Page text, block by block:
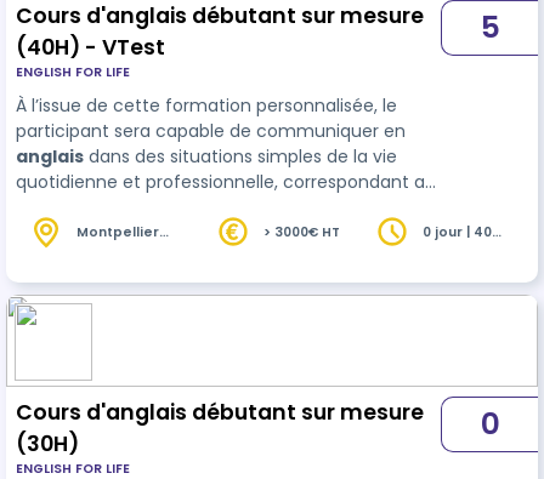
Cours d'anglais débutant sur mesure
(40H) - VTest
ENGLISH FOR LIFE
À l’issue de cette formation personnalisée, le
participant sera capable de communiquer en
anglais dans des situations simples de la vie
quotidienne et professionnelle, correspondant au
référence pour les langues (CECRL). Il pourra
poser et répondre à des quest…
5
Montpellier
> 3000€ HT
0 jour | 40
Cours d'anglais débutant sur mesure
(30H)
ENGLISH FOR LIFE
0